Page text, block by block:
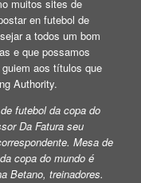
muitos sites de
en futebol de
a todos um bom
e que possamos
aos títulos que
Authority.
futebol da copa do
Da Fatura seu
Mesa de
copa do mundo é
Betano, treinadores.